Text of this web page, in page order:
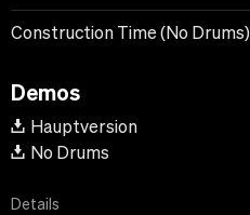
Construction Time (No Drums)
Demos
Hauptversion
No Drums
Details